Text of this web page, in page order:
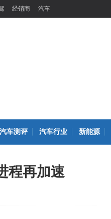
经销商 汽车
汽车测评 汽车行业 新能源
程再加速